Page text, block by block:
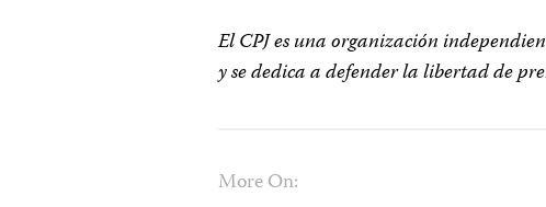
El CPJ es una organización
y se dedica a defender la libertad de
More On: